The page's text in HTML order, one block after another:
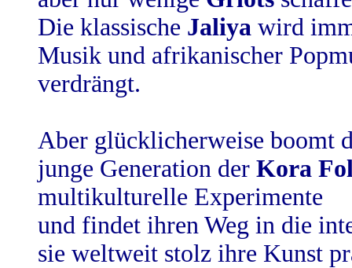
Die klassische Jaliya wird
Musik und afrikanischer
verdrängt.
Aber glücklicherweise boomt
junge Generation der Kora
multikulturelle Experimente
und findet ihren Weg in die
sie weltweit stolz ihre Kunst